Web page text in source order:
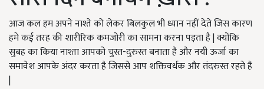
आज कल हम अपने नाश्ते को लेकर बिलकुल भी ध्यान नहीं देते जिस कारण
हमे कई तरह की शारीरिक कमजोरी का सामना करना पड़ता है | क्योंकि
सुबह का किया नाश्ता आपको चुस्त-दुरुस्त बनाता है और नयी ऊर्जा का
समावेश आपके अंदर करता है जिससे आप शक्तिवर्धक और तंदरुस्त रहते हैं
|